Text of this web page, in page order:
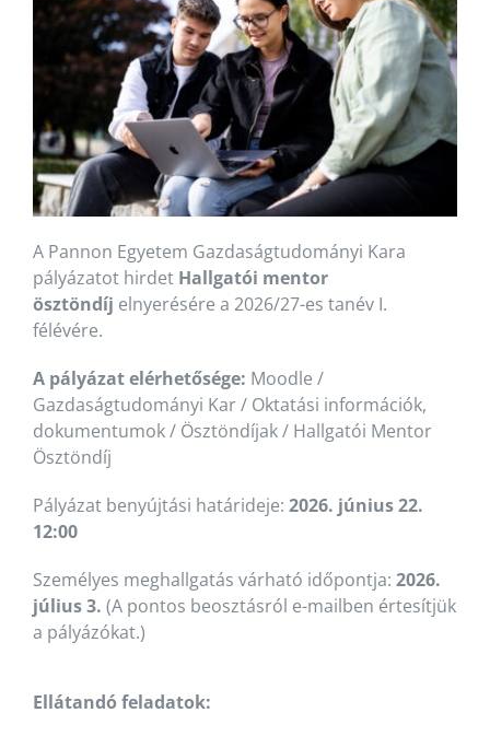
A Pannon Egyetem Gazdaságtudományi Kara
pályázatot hirdet Hallgatói mentor
ösztöndíj elnyerésére a 2026/27-es tanév I.
félévére.
A pályázat elérhetősége: Moodle /
Gazdaságtudományi Kar / Oktatási információk,
dokumentumok / Ösztöndíjak / Hallgatói Mentor
Ösztöndíj
Pályázat benyújtási határideje: 2026. június 22.
12:00
Személyes meghallgatás várható időpontja: 2026.
július 3. (A pontos beosztásról e-mailben értesítjük
a pályázókat.)
Ellátandó feladatok: